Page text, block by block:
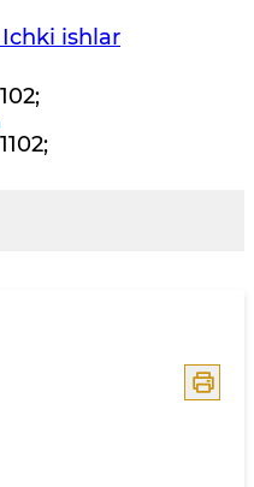
Ichki ishlаr
102;
1102;